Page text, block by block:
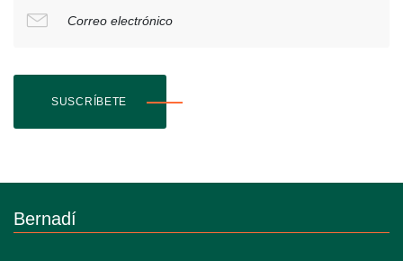
Correo electrónico
SUSCRÍBETE
Bernadí